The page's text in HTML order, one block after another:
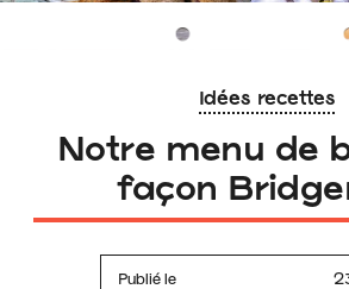
Idées recettes
Notre menu de
façon
Publié le